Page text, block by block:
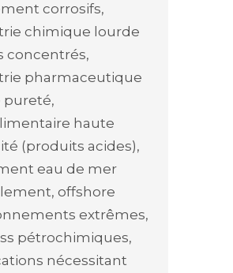
corrosifs,
chimique lourde
concentrés,
pharmaceutique
pureté,
haute
(produits acides),
eau de mer
offshore
extrêmes,
pétrochimiques,
nécessitant